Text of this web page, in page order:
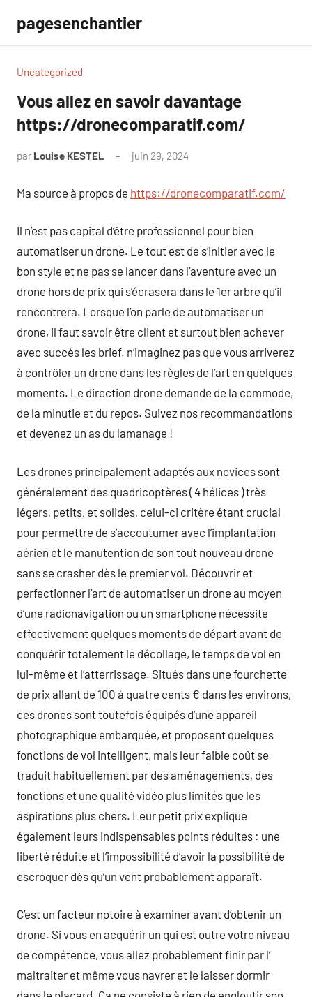
contenu
pagesenchantier
Uncategorized
Vous allez en savoir davantage
https://dronecomparatif.com/
par Louise KESTEL juin 29, 2024
Ma source à propos de https://dronecomparatif.com/
Il n’est pas capital d’être professionnel pour bien
automatiser un drone. Le tout est de s’initier avec le
bon style et ne pas se lancer dans l’aventure avec un
drone hors de prix qui s’écrasera dans le 1er arbre qu’il
rencontrera. Lorsque l’on parle de automatiser un
drone, il faut savoir être client et surtout bien achever
avec succès les brief. n’imaginez pas que vous arriverez
à contrôler un drone dans les règles de l’art en quelques
moments. Le direction drone demande de la commode,
de la minutie et du repos. Suivez nos recommandations
et devenez un as du lamanage !
Les drones principalement adaptés aux novices sont
généralement des quadricoptères ( 4 hélices ) très
légers, petits, et solides, celui-ci critère étant crucial
pour permettre de s’accoutumer avec l’implantation
aérien et le manutention de son tout nouveau drone
sans se crasher dès le premier vol. Découvrir et
perfectionner l’art de automatiser un drone au moyen
d’une radionavigation ou un smartphone nécessite
effectivement quelques moments de départ avant de
conquérir totalement le décollage, le temps de vol en
lui-même et l’atterrissage. Situés dans une fourchette
de prix allant de 100 à quatre cents € dans les environs,
ces drones sont toutefois équipés d’une appareil
photographique embarquée, et proposent quelques
fonctions de vol intelligent, mais leur faible coût se
traduit habituellement par des aménagements, des
fonctions et une qualité vidéo plus limités que les
aspirations plus chers. Leur petit prix explique
également leurs indispensables points réduites : une
liberté réduite et l’impossibilité d’avoir la possibilité de
escroquer dès qu’un vent probablement apparaît.
C’est un facteur notoire à examiner avant d’obtenir un
drone. Si vous en acquérir un qui est outre votre niveau
de compétence, vous allez probablement finir par l’
maltraiter et même vous navrer et le laisser dormir